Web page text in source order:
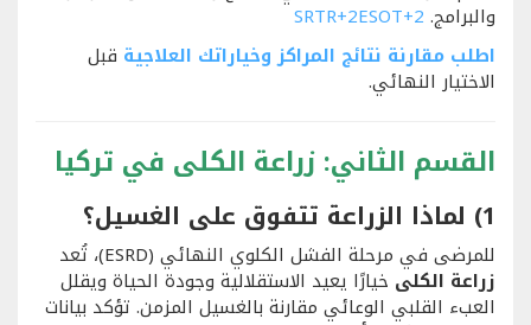
والبرامج. SRTR+2ESOT+2
اطلب مقارنة نتائج المراكز وخياراتك العلاجية قبل
الاختيار النهائي.
القسم الثاني: زراعة الكلى في تركيا
1) لماذا الزراعة تتفوق على الغسيل؟
للمرضى في مرحلة الفشل الكلوي النهائي (ESRD)، تُعد
زراعة الكلى خيارًا يعيد الاستقلالية وجودة الحياة ويقلل
العبء القلبي الوعائي مقارنة بالغسيل المزمن. تؤكد بيانات